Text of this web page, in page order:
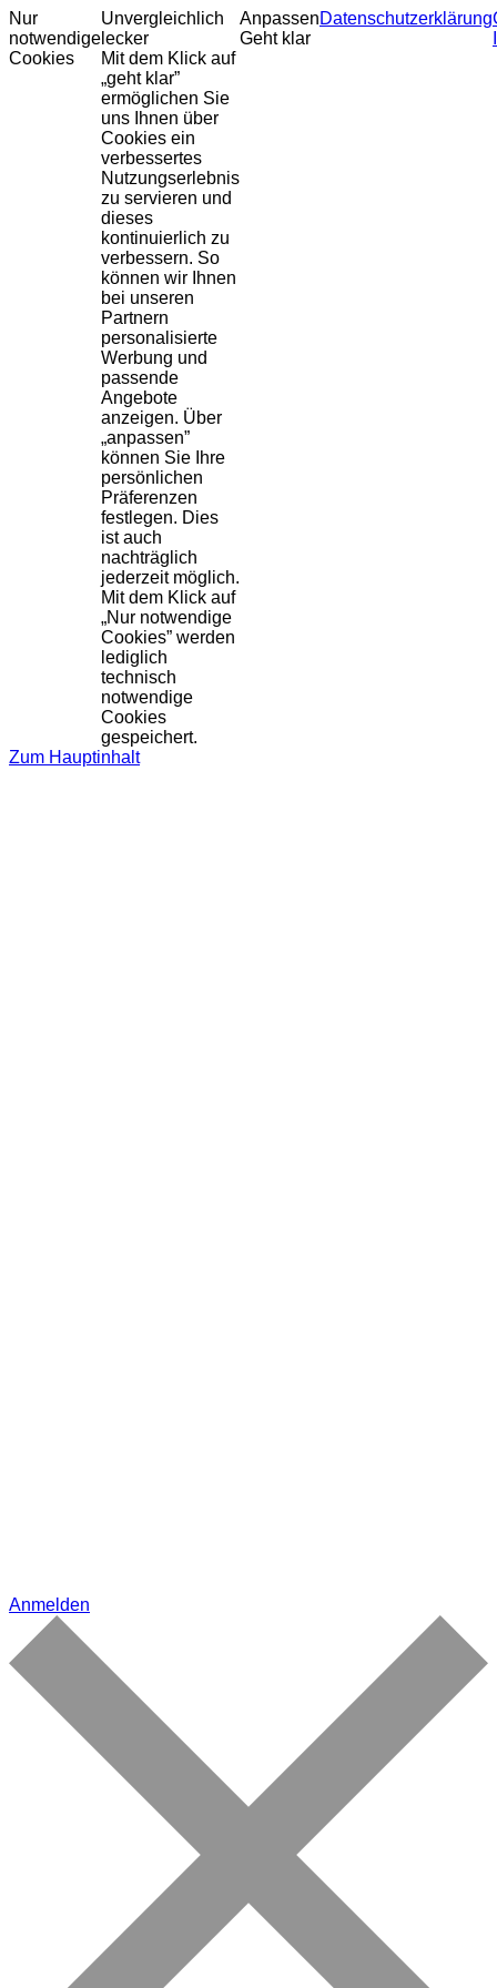
Nur
notwendige
Cookies
Unvergleichlich
lecker
Mit dem Klick auf
„geht klar”
ermöglichen Sie
uns Ihnen über
Cookies ein
verbessertes
Nutzungserlebnis
zu servieren und
dieses
kontinuierlich zu
verbessern. So
können wir Ihnen
bei unseren
Partnern
personalisierte
Werbung und
passende
Angebote
anzeigen. Über
„anpassen”
können Sie Ihre
persönlichen
Präferenzen
festlegen. Dies
ist auch
nachträglich
jederzeit möglich.
Mit dem Klick auf
„Nur notwendige
Cookies” werden
lediglich
technisch
notwendige
Cookies
gespeichert.
Anpassen
Geht klar
Datenschutzerklärung
Zum Hauptinhalt
Anmelden